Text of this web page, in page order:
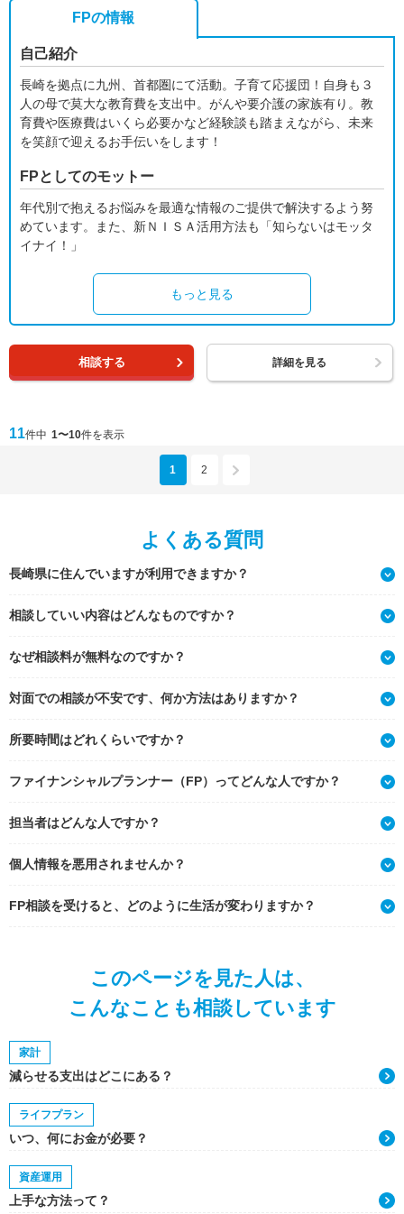
FPの情報
自己紹介
長崎を拠点に九州、首都圏にて活動。子育て応援団！自身も３
人の母で莫大な教育費を支出中。がんや要介護の家族有り。教
育費や医療費はいくら必要かなど経験談も踏まえながら、未来
を笑顔で迎えるお手伝いをします！
FPとしてのモットー
年代別で抱えるお悩みを最適な情報のご提供で解決するよう努
めています。また、新ＮＩＳＡ活用方法も「知らないはモッタ
イナイ！」
もっと見る
相談する 詳細を見る
11件中 1〜10件を表示
1 2
よくある質問
長崎県に住んでいますが利用できますか？
相談していい内容はどんなものですか？
なぜ相談料が無料なのですか？
対面での相談が不安です、何か方法はありますか？
所要時間はどれくらいですか？
ファイナンシャルプランナー（FP）ってどんな人ですか？
担当者はどんな人ですか？
個人情報を悪用されませんか？
FP相談を受けると、どのように生活が変わりますか？
このページを見た人は、
こんなことも相談しています
家計
減らせる支出はどこにある？
ライフプラン
いつ、何にお金が必要？
資産運用
上手な方法って？